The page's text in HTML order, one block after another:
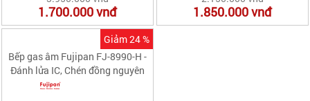
1.700.000vnđ 1.850.000vnđ
Bếp gas âm Fujipan FJ-8990-H -
Đánh lửa IC, Chén đồng nguyên
khối có hâm
Giảm 24 %